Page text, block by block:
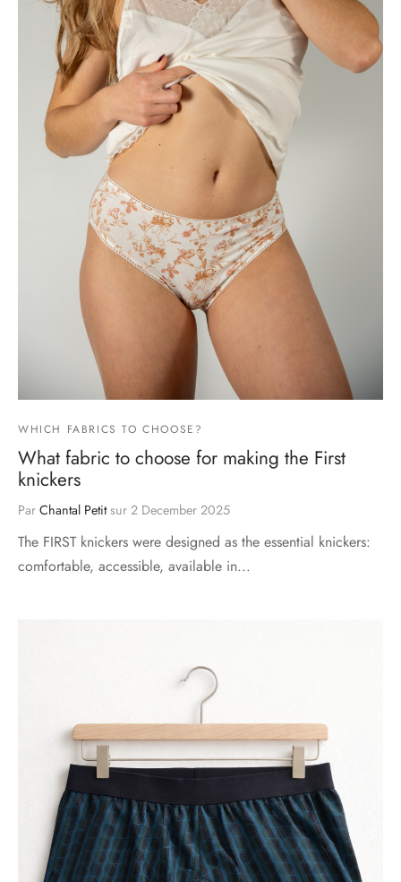
WHICH FABRICS TO CHOOSE?
What fabric to choose for making the First
knickers
Par Chantal Petitsur 2 December 2025
The FIRST knickers were designed as the essential knickers:
comfortable, accessible, available in...